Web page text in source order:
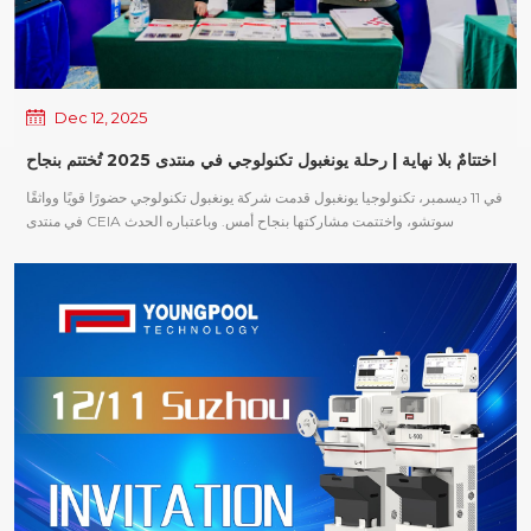
بداية مسار إنتاج تقنية التجميع السطحي (SMT)، وتؤثر جودته بشكل مباشر على دقة
استخدام المواد في مراحل الإنتاج اللاحقة. من خلال إدخال معدات التقسيم الآلي،
اقتراب عيد الميلاد ورأس السنة الجديدة، نود أن نعلن عن ترتيبات عطلة رأس السنة
الجديدة على النحو التالي: - 1 يناير 2026 (الخميس): عطلة ليوم واحد؛ 4 يناير 2026
(الأحد) يبقى يوم عطلة عادي. - 2-3 يناير 2026: أيام العمل العادية. نشكركم على
ثقتكم ودعمكم. نسأل الله أن يديم علينا دفء عيد الميلاد وأمل العام الجديد. أتمنى
Dec 12, 2025
اختتامٌ بلا نهاية | رحلة يونغبول تكنولوجي في منتدى 2025 تُختتم بنجاح
في 11 ديسمبر، تكنولوجيا يونغبول قدمت شركة يونغبول تكنولوجي حضورًا قويًا وواثقًا
في منتدى CEIA سوتشو، واختتمت مشاركتها بنجاح أمس. وباعتباره الحدث
مستمر من الزوار الذين شاركوا في المشاورات والمناقشات. وإلى جانب عرض
أحدث التوجهات التكنولوجية، قدم المنتدى تفاعلات عالية الجودة وتبادلًا تقنيًا معمقًا،
مما شكل ختامًا مميزًا لجدول فعاليات يونغبول تكنولوجي السنوي. بالنظر إلى الوراء
حتى عام 2025، ساهمت شركة يونغبول للتكنولوجيا باستمرار برؤى مهنية وحلول
مبتكرة عبر العديد من المنتديات والمعارض، مع التركيز على تعزيز الكفاءة وتحسين
الجودة والتحديثات الذكية في المجالات الرئيسية. إنتاج تقنية التجميع السطحي
شركة يونغبول تكنولوجي المهنية بين نظرائها وشركائها في الصناعة، وأظهر التزام
الشركة الدائم بـ "التكنولوجيا عبر الإنترنت، والقيمة عبر الإنترنت، والخدمة عبر
الإنترنت". منذ تأسيسها عام 2005، ظلت شركة يونغبول للتكنولوجيا متجذرة بعمق
في صناعة تكنولوجيا التجميع السطحي بفضل عشرين عامًا من التراكم التقني